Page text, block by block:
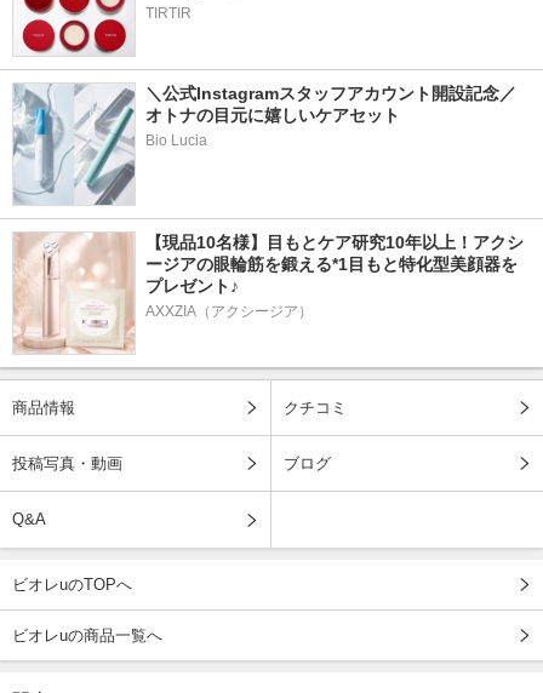
TIRTIR
＼公式Instagramスタッフアカウント開設記念／
オトナの目元に嬉しいケアセット
Bio Lucia
【現品10名様】目もとケア研究10年以上！アクシ
ージアの眼輪筋を鍛える*1目もと特化型美顔器を
プレゼント♪
AXXZIA（アクシージア）
商品情報 クチコミ
投稿写真・動画 ブログ
Q&A
ビオレuのTOPへ
ビオレuの商品一覧へ